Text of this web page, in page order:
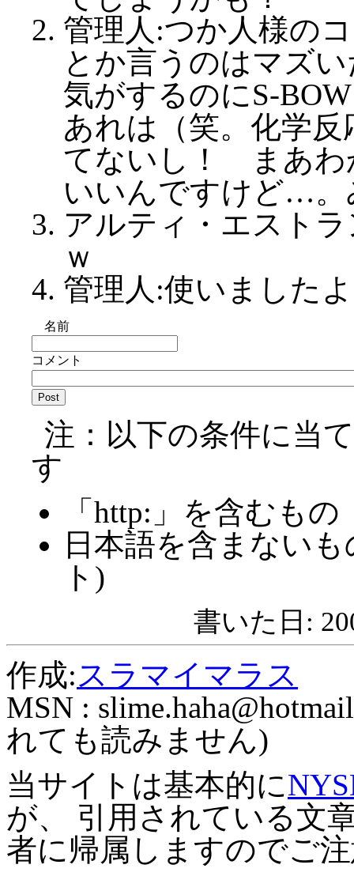
管理人:つか人様の
とか言うのはマズ
気がするのにS-
あれは（笑。化学
てないし！ まあわ
いいんですけど…。
アルティ・エスト
ｗ
管理人:使いました
名前
コメント
注：以下の条件に当
す
「http:」を含むもの
日本語を含まない
ト)
書いた日:
作成: スラマイマラス
MSN :
れても読みません)
当サイトは基本的に
が、 引用されている文
者に帰属しますのでご